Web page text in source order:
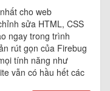
cho web
sửa HTML, CSS
ngay trong trình
rút gọn của Firebug
tính năng như
vẫn có hầu hết các